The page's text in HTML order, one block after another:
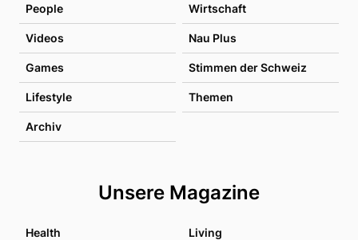
People Wirtschaft
Videos Nau Plus
Games Stimmen der Schweiz
Lifestyle Themen
Archiv
Unsere Magazine
Health Living